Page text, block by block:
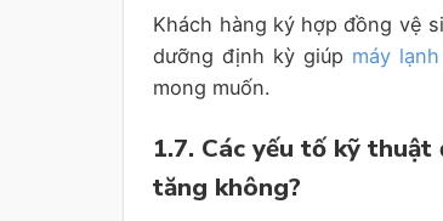
Khách hàng ký hợp đồng vệ
dưỡng định kỳ giúp máy lạnh
mong muốn.
1.7. Các yếu tố kỹ
tăng không?